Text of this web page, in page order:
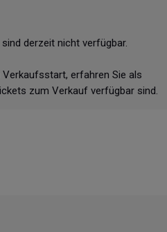
derzeit nicht verfügbar.
erfahren Sie als
zum Verkauf verfügbar sind.